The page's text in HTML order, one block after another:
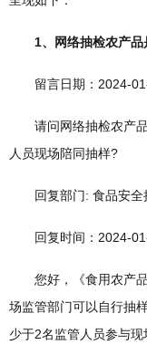
1、网络抽检农产品
留言日期：2024-
请问网络抽检农产品
人员现场陪同抽样?
回复部门: 食品安全
回复时间：2024-
您好，《食用农产品
场监管部门可以自行抽
少于2名监管人员参与